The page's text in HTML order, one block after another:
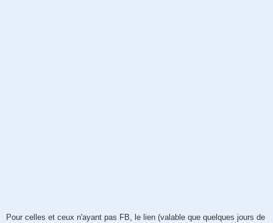
Pour celles et ceux n'ayant pas FB, le lien (valable que quelques jours de